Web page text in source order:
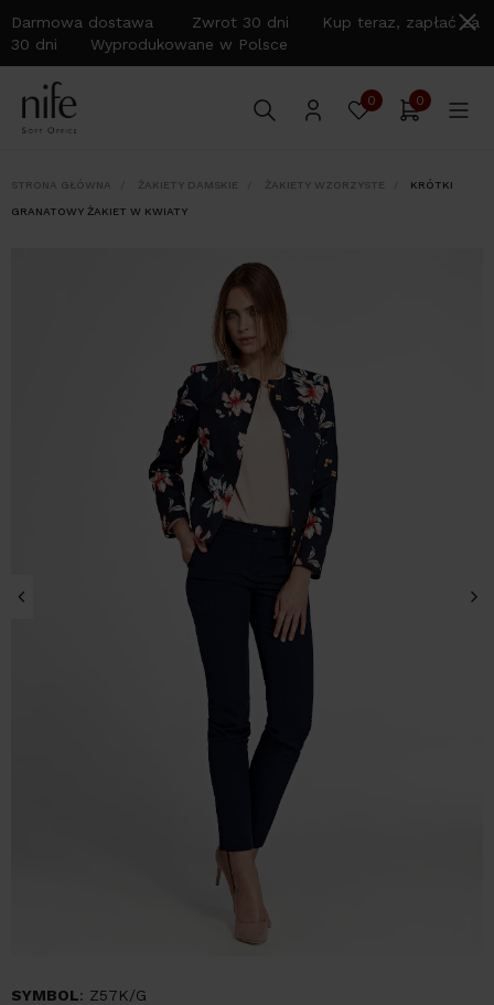
Darmowa dostawa Zwrot 30 dni Kup teraz, zapłać za
30 dni Wyprodukowane w Polsce
0 0
STRONA GŁÓWNA ŻAKIETY DAMSKIE ŻAKIETY WZORZYSTE KRÓTKI
GRANATOWY ŻAKIET W KWIATY
SYMBOL: Z57K/G